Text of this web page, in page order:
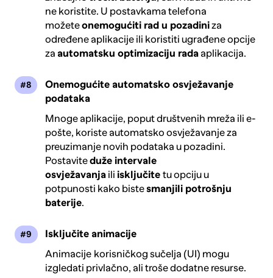
ne koristite. U postavkama telefona
možeteonemogućiti rad u pozadiniza
određene aplikacije ili koristiti ugrađene opcije
za automatsku optimizaciju rada aplikacija.
Onemogućite automatsko osvježavanje
podataka
Mnoge aplikacije, poput društvenih mreža ili e-
pošte, koriste automatsko osvježavanje za
preuzimanje novih podataka u pozadini.
Postaviteduže intervale
osvježavanja ili isključitetu opciju u
potpunosti kako bistesmanjili potrošnju
baterije.
Isključite animacije
Animacije korisničkog sučelja (UI) mogu
izgledati privlačno, ali troše dodatne resurse.